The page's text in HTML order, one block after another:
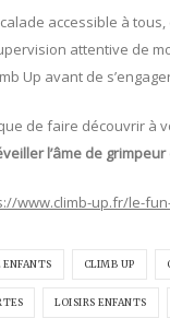
accessible à
attentive de
Up avant de
de faire découvrir à
l’âme de
www.climb-up.fr/le-
CLIMB UP
LOISIRS ENFANTS